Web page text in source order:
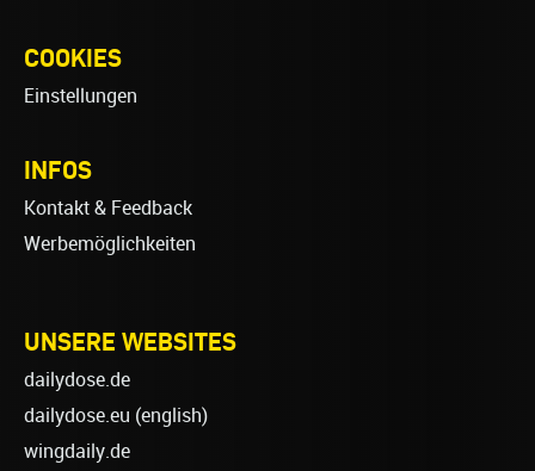
COOKIES
Einstellungen
INFOS
Kontakt & Feedback
Werbemöglichkeiten
UNSERE WEBSITES
dailydose.de
dailydose.eu (english)
wingdaily.de